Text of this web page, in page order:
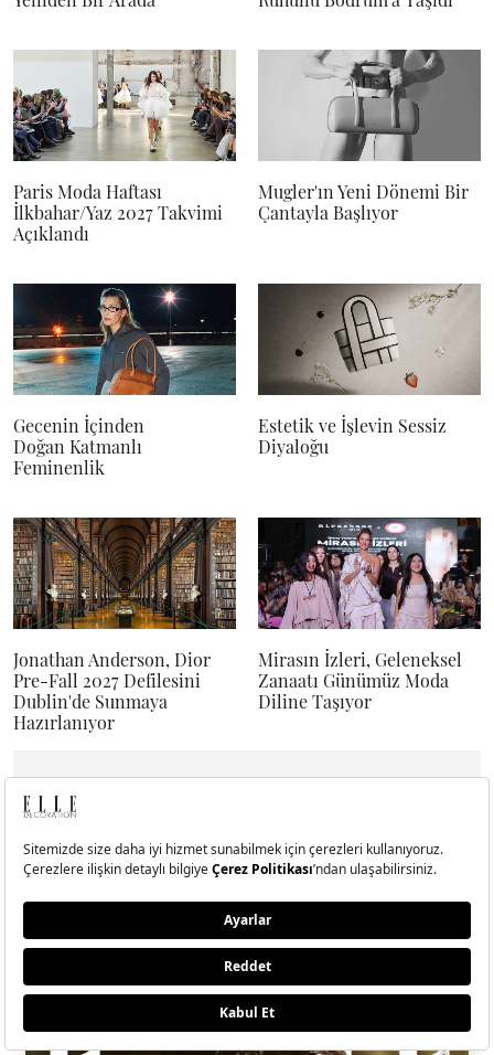
Paris Moda Haftası
İlkbahar/Yaz 2027 Takvimi
Açıklandı
Mugler'ın Yeni Dönemi Bir
Çantayla Başlıyor
Gecenin İçinden
Doğan Katmanlı
Feminenlik
Estetik ve İşlevin Sessiz
Diyaloğu
Jonathan Anderson, Dior
Pre-Fall 2027 Defilesini
Dublin'de Sunmaya
Hazırlanıyor
Mirasın İzleri, Geleneksel
Zanaatı Günümüz Moda
Diline Taşıyor